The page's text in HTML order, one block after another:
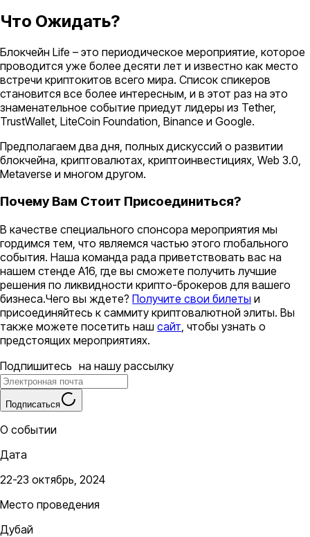
Что Ожидать?
Блокчейн Life – это периодическое мероприятие, которое
проводится уже более десяти лет и известно как место
встречи криптокитов всего мира. Список спикеров
становится все более интересным, и в этот раз на это
знаменательное событие приедут лидеры из Tether,
TrustWallet, LiteCoin Foundation, Binance и Google.
Предполагаем два дня, полных дискуссий о развитии
блокчейна, криптовалютах, криптоинвестициях, Web 3.0,
Metaverse и многом другом.
Почему Вам Стоит Присоединиться?
В качестве специального спонсора мероприятия мы
гордимся тем, что являемся частью этого глобального
события. Наша команда рада приветствовать вас на
нашем стенде A16, где вы сможете получить лучшие
решения по ликвидности крипто-брокеров для вашего
бизнеса.Чего вы ждете? Получите свои билеты и
присоединяйтесь к саммиту криптовалютной элиты. Вы
также можете посетить наш сайт , чтобы узнать о
предстоящих мероприятиях.
Подпишитесь на нашу рассылку
Подписаться
О событии
Дата
22-23 октябрь, 2024
Место проведения
Дубай